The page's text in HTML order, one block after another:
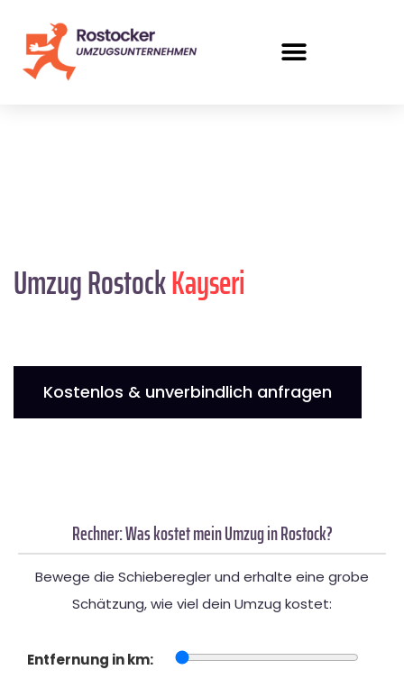
Umzug RostockKayseri
Kostenlos & unverbindlich anfragen
Rechner: Was kostet mein Umzug in Rostock?
Bewege die Schieberegler und erhalte eine grobe
Schätzung, wie viel dein Umzug kostet:
Entfernung in km: